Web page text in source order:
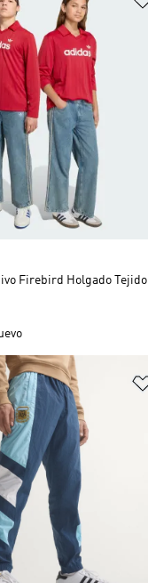
Firebird Holgado Tejido